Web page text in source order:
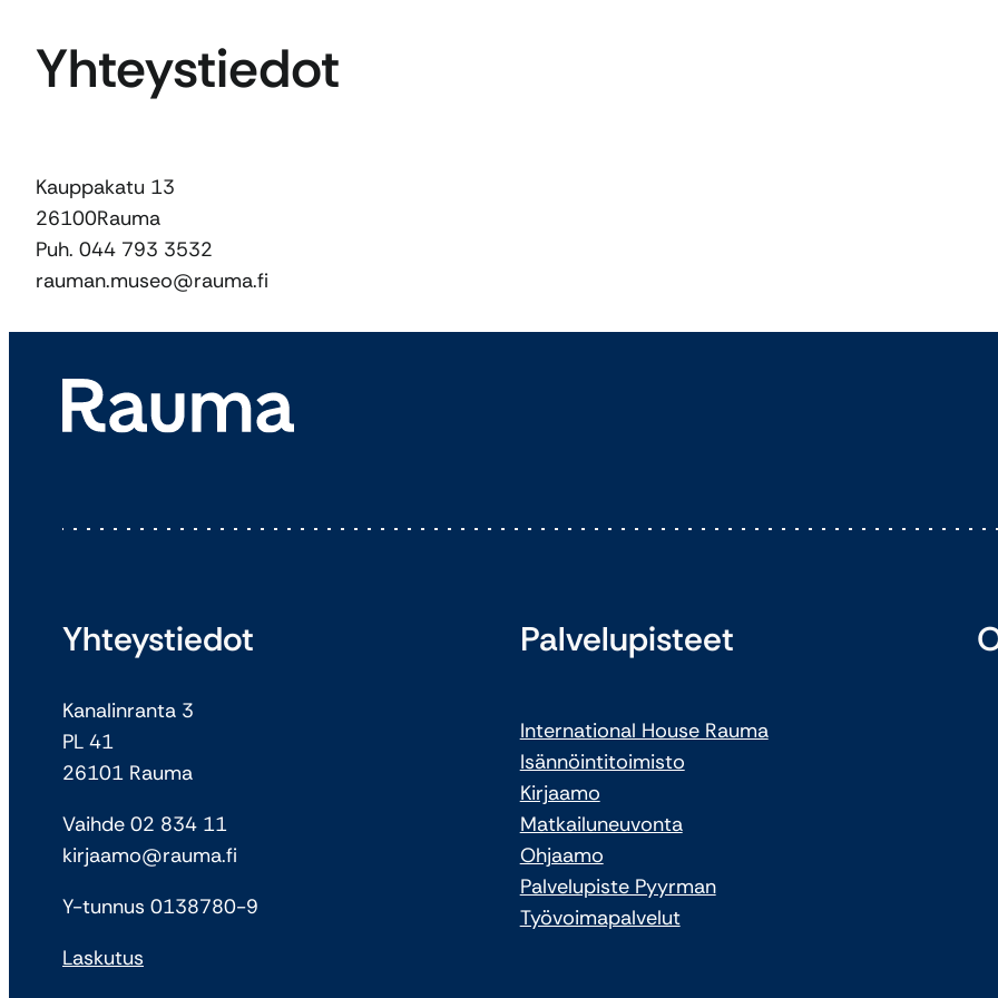
Yhteystiedot
Kauppakatu 13
26100Rauma
Puh. 044 793 3532
rauman.museo@rauma.fi
Yhteystiedot
Kanalinranta 3
PL 41
26101 Rauma
Vaihde 02 834 11
kirjaamo@rauma.fi
Y-tunnus 0138780-9
Laskutus
Palvelupisteet
International House Rauma
Isännöintitoimisto
Kirjaamo
Matkailuneuvonta
Ohjaamo
Palvelupiste Pyyrman
Työvoimapalvelut